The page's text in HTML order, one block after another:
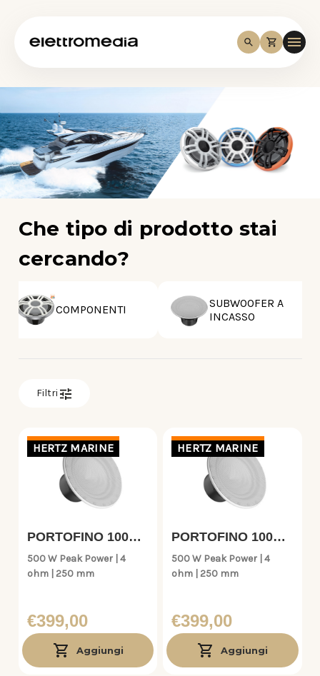
Che tipo di prodotto stai
cercando?
COMPONENTI
SUBWOOFER A
INCASSO
Filtri
HERTZ MARINE
PORTOFINO 100
S2W
500 W Peak Power | 4
ohm | 250 mm
€399,00
Aggiungi
HERTZ MARINE
PORTOFINO 100
S4W
500 W Peak Power | 4
ohm | 250 mm
€399,00
Aggiungi